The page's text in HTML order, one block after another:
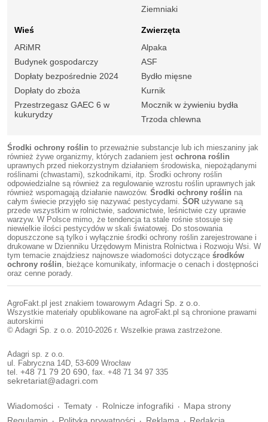
Ziemniaki
Wieś
ARiMR
Budynek gospodarczy
Dopłaty bezpośrednie 2024
Dopłaty do zboża
Przestrzegasz GAEC 6 w
kukurydzy
Zwierzęta
Alpaka
ASF
Bydło mięsne
Kurnik
Mocznik w żywieniu bydła
Trzoda chlewna
Środki ochrony roślin to przeważnie substancje lub ich mieszaniny jak
również żywe organizmy, których zadaniem jest ochrona roślin
uprawnych przed niekorzystnym działaniem środowiska, niepożądanymi
roślinami (chwastami), szkodnikami, itp. Środki ochrony roślin
odpowiedzialne są również za regulowanie wzrostu roślin uprawnych jak
również wspomagają działanie nawozów. Środki ochrony roślin na
całym świecie przyjęło się nazywać pestycydami. ŚOR używane są
przede wszystkim w rolnictwie, sadownictwie, leśnictwie czy uprawie
warzyw. W Polsce mimo, że tendencja ta stale rośnie stosuje się
niewielkie ilości pestycydów w skali światowej. Do stosowania
dopuszczone są tylko i wyłącznie środki ochrony roślin zarejestrowane i
drukowane w Dzienniku Urzędowym Ministra Rolnictwa i Rozwoju Wsi. W
tym temacie znajdziesz najnowsze wiadomości dotyczące środków
ochrony roślin, bieżące komunikaty, informacje o cenach i dostępności
oraz cenne porady.
AgroFakt.pl jest znakiem towarowym Adagri Sp. z o.o.
Wszystkie materiały opublikowane na agroFakt.pl są chronione prawami
autorskimi
© Adagri Sp. z o.o. 2010-2026 r. Wszelkie prawa zastrzeżone.
Adagri sp. z o.o.
ul. Fabryczna 14D, 53-609 Wrocław
tel. +48 71 79 20 690, fax. +48 71 34 97 335
sekretariat@adagri.com
Wiadomości Tematy Rolnicze infografiki
Mapa strony